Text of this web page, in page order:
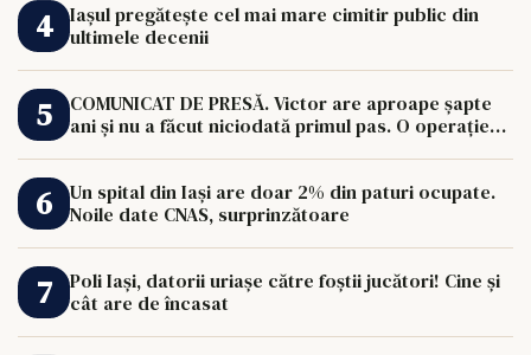
Iașul pregătește cel mai mare cimitir public din
ultimele decenii
COMUNICAT DE PRESĂ. Victor are aproape șapte
ani și nu a făcut niciodată primul pas. O operație
Un spital din Iași are doar 2% din paturi ocupate.
Noile date CNAS, surprinzătoare
Poli Iași, datorii uriașe către foștii jucători! Cine și
cât are de încasat